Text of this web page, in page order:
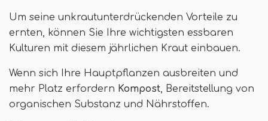
Um seine unkrautunterdrückenden Vorteile zu
ernten, können Sie Ihre wichtigsten essbaren
Kulturen mit diesem jährlichen Kraut einbauen.
Wenn sich Ihre Hauptpflanzen ausbreiten und
mehr Platz erfordern Kompost , Bereitstellung von
organischen Substanz und Nährstoffen.